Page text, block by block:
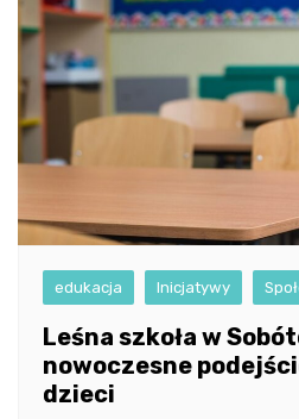
edukacja Inicjatywy
Leśna szkoła w
nowoczesne
dzieci